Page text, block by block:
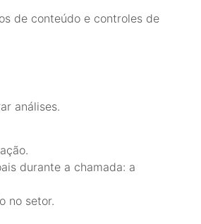
de conteúdo e controles de
análises.
durante a chamada: a
no setor.